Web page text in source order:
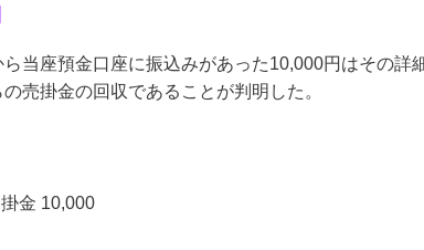
当座預金口座に振込みがあった10,000円はその詳
売掛金の回収であることが判明した。
金 10,000